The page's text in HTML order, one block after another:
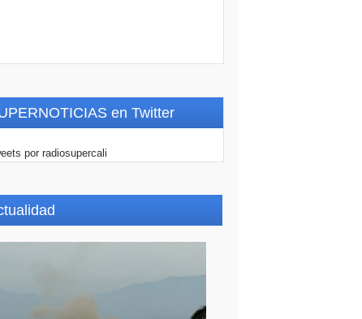
en Twitter
por radiosupercali